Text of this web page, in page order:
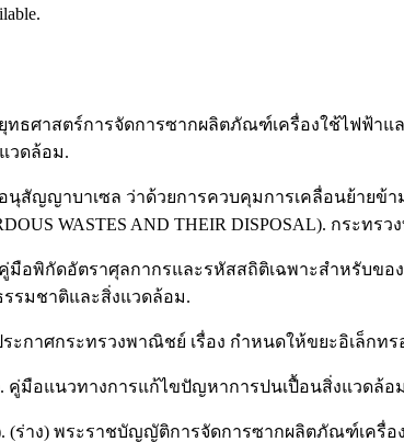
ทธศาสตร์การจัดการซากผลิตภัณฑ์เครื่องใช้ไฟฟ้า
วดล้อม.
สัญญาบาเซล ว่าด้วยการควบคุมการเคลื่อนย้ายข้าม
WASTES AND THEIR DISPOSAL). กระท
มือพิกัดอัตราศุลกากรและรหัสสถิติเฉพาะสำหรับข
รมชาติและสิ่งแวดล้อม.
ระกาศกระทรวงพาณิชย์ เรื่อง กำหนดให้ขยะอิเล็ก
คู่มือแนวทางการแก้ไขปัญหาการปนเปื้อนสิ่งแวดล้
(ร่าง) พระราชบัญญัติการจัดการซากผลิตภัณฑ์เครื่